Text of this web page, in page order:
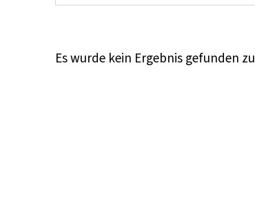
Es wurde kein Ergebnis gefunden zu